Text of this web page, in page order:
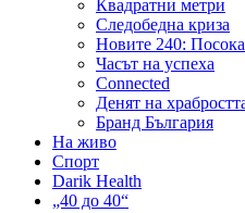
Квадратни метри
Следобедна криза
Новите 240:
Часът на успеха
Connected
Денят на
Бранд България
На живо
Спорт
Darik Health
„40 до 40“